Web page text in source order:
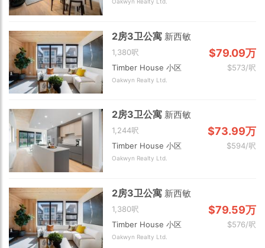
2房3卫公寓 新西敏
1,380呎 $79.09万
Timber House 小区 $573/呎
Oakwyn Realty Ltd.
2房3卫公寓 新西敏
1,244呎 $73.99万
Timber House 小区 $594/呎
Oakwyn Realty Ltd.
2房3卫公寓 新西敏
1,380呎 $79.59万
Timber House 小区 $576/呎
Oakwyn Realty Ltd.